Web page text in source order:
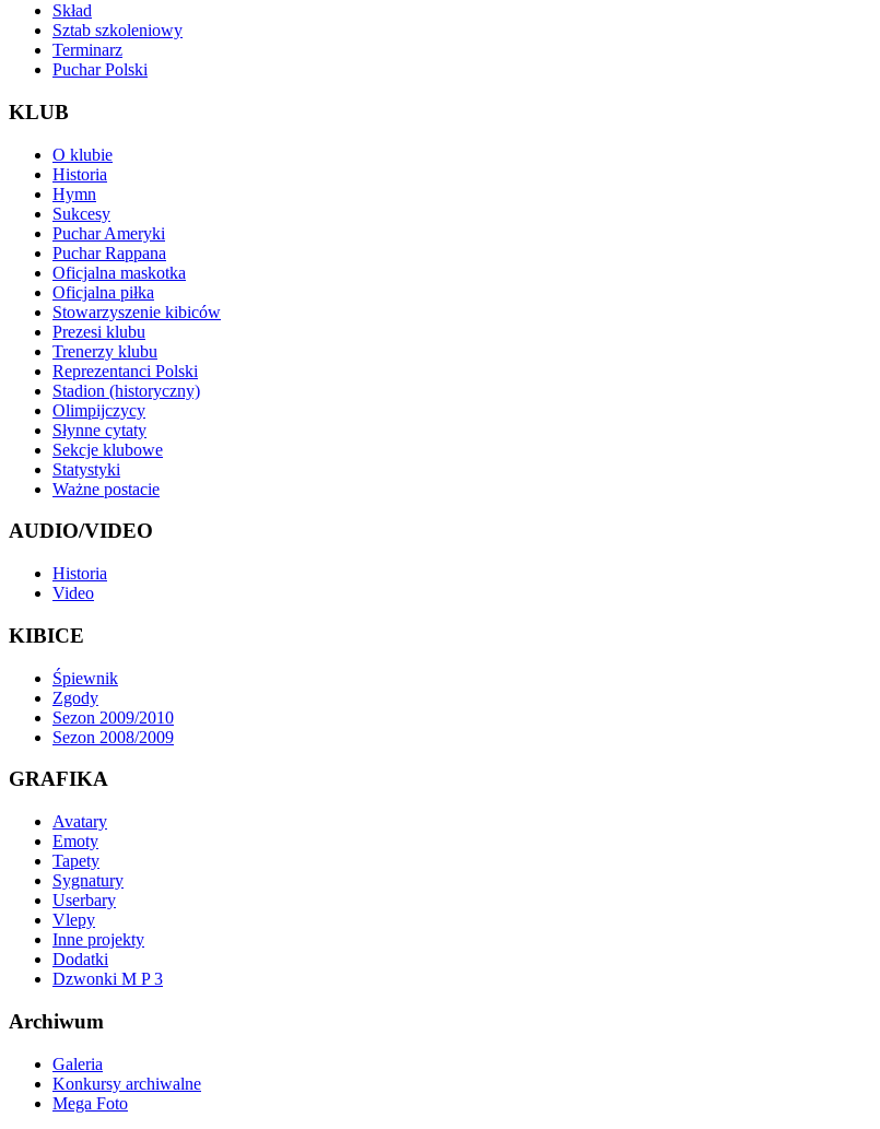
Skład
Sztab szkoleniowy
Terminarz
Puchar Polski
KLUB
O klubie
Historia
Hymn
Sukcesy
Puchar Ameryki
Puchar Rappana
Oficjalna maskotka
Oficjalna piłka
Stowarzyszenie kibiców
Prezesi klubu
Trenerzy klubu
Reprezentanci Polski
Stadion (historyczny)
Olimpijczycy
Słynne cytaty
Sekcje klubowe
Statystyki
Ważne postacie
AUDIO/VIDEO
Historia
Video
KIBICE
Śpiewnik
Zgody
Sezon 2009/2010
Sezon 2008/2009
GRAFIKA
Avatary
Emoty
Tapety
Sygnatury
Userbary
Vlepy
Inne projekty
Dodatki
Dzwonki M P 3
Archiwum
Galeria
Konkursy archiwalne
Mega Foto